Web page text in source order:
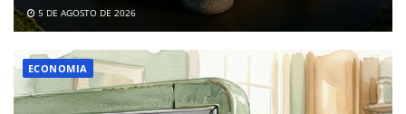
5 DE AGOSTO DE 2026
ECONOMIA